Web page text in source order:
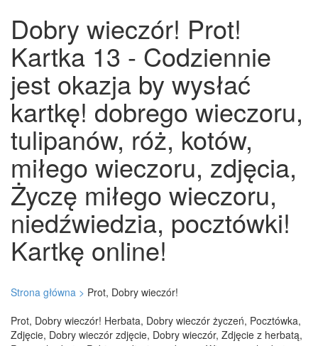
Dobry wieczór! Prot!
Kartka 13 - Codziennie
jest okazja by wysłać
kartkę! dobrego wieczoru,
tulipanów, róż, kotów,
miłego wieczoru, zdjęcia,
Życzę miłego wieczoru,
niedźwiedzia, pocztówki!
Kartkę online!
Strona główna > Prot, Dobry wieczór!
Prot, Dobry wieczór! Herbata, Dobry wieczór życzeń, Pocztówka,
Zdjęcie, Dobry wieczór zdjęcie, Dobry wieczór, Zdjęcie z herbatą,